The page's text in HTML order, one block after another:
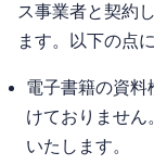
ス事業者と契約
ます。以下の点
電子書籍の資料
けておりません
いたします。